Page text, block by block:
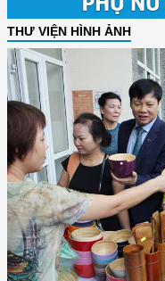
THƯ VIỆN HÌNH ẢNH